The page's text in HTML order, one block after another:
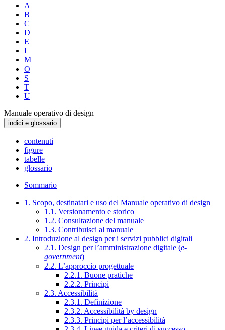
A
B
C
D
E
I
M
O
S
T
U
Manuale operativo di design
indici e glossario
contenuti
figure
tabelle
glossario
Sommario
1. Scopo, destinatari e uso del Manuale operativo di design
1.1. Versionamento e storico
1.2. Consultazione del manuale
1.3. Contribuisci al manuale
2. Introduzione al design per i servizi pubblici digitali
2.1. Design per l’amministrazione digitale (e-
government)
2.2. L’approccio progettuale
2.2.1. Buone pratiche
2.2.2. Principi
2.3. Accessibilità
2.3.1. Definizione
2.3.2. Accessibilità by design
2.3.3. Principi per l’accessibilità